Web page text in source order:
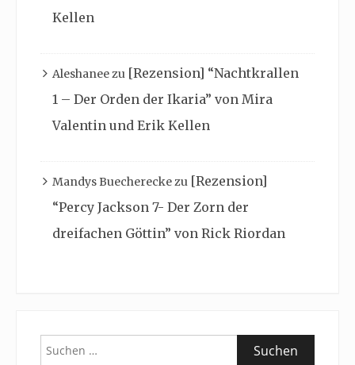
Kellen
Aleshaneezu [Rezension] “Nachtkrallen
1 – Der Orden der Ikaria” von Mira
Valentin und Erik Kellen
Mandys Buechereckezu [Rezension]
“Percy Jackson 7- Der Zorn der
dreifachen Göttin” von Rick Riordan
Suchen